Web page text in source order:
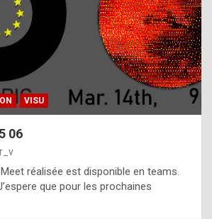
a
t
t
VISU
06
réalisée est disponible en teams.
que pour les prochaines